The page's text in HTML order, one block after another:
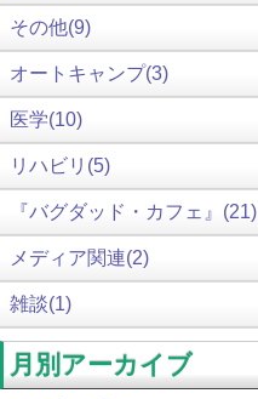
その他(9)
オートキャンプ(3)
医学(10)
リハビリ(5)
『バグダッド・カフェ』(21)
メディア関連(2)
雑談(1)
月別アーカイブ